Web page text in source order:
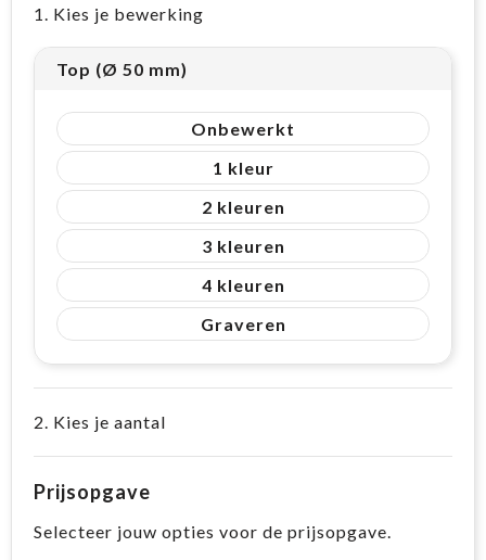
1. Kies je bewerking
Top (Ø 50 mm)
Onbewerkt
1
2
3
4
Graveren
2. Kies je aantal
Prijsopgave
Selecteer jouw opties voor de prijsopgave.